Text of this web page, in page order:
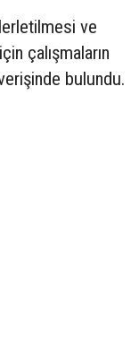
ve
çalışmaların
bulundu.